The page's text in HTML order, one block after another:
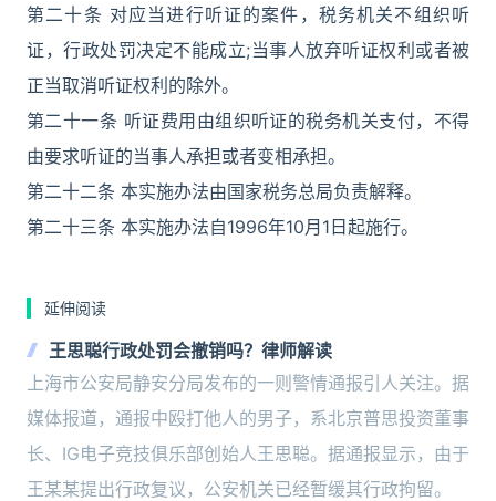
第二十条 对应当进行听证的案件，税务机关不组织听
证，行政处罚决定不能成立;当事人放弃听证权利或者被
正当取消听证权利的除外。
第二十一条 听证费用由组织听证的税务机关支付，不得
由要求听证的当事人承担或者变相承担。
第二十二条 本实施办法由国家税务总局负责解释。
第二十三条 本实施办法自1996年10月1日起施行。
延伸阅读
王思聪行政处罚会撤销吗？律师解读
上海市公安局静安分局发布的一则警情通报引人关注。据
媒体报道，通报中殴打他人的男子，系北京普思投资董事
长、IG电子竞技俱乐部创始人王思聪。据通报显示，由于
王某某提出行政复议，公安机关已经暂缓其行政拘留。